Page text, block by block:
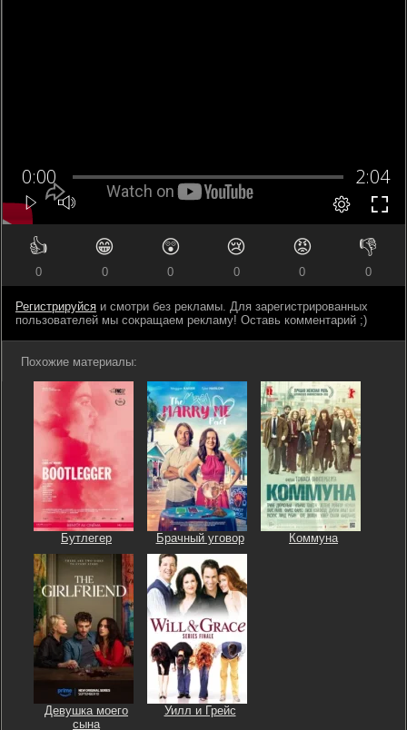
👍
0
😁
0
😲
0
😢
0
😡
0
👎
0
Регистрируйся и смотри без рекламы. Для зарегистрированных
пользователей мы сокращаем рекламу! Оставь комментарий ;)
Похожие материалы:
Бутлегер Брачный уговор Коммуна
Девушка моего
сына
Уилл и Грейс